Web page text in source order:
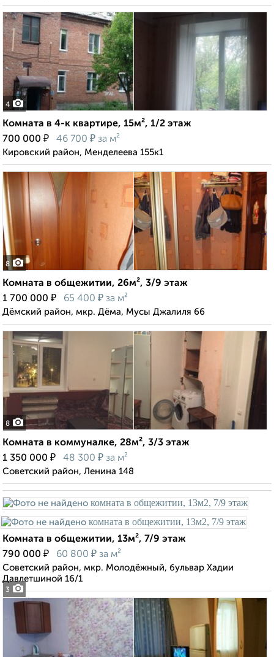
4
Комната в 4-к квартире, 15м², 1/2 этаж
700 000 ₽ 46 700 ₽ за м²
Кировский район, Менделеева 155к1
8
Комната в общежитии, 26м², 3/9 этаж
1 700 000 ₽ 65 400 ₽ за м²
Дёмский район, мкр. Дёма, Мусы Джалиля 66
8
Комната в коммуналке, 28м², 3/3 этаж
1 350 000 ₽ 48 300 ₽ за м²
Советский район, Ленина 148
3
Комната в общежитии, 13м², 7/9 этаж
790 000 ₽ 60 800 ₽ за м²
Советский район, мкр. Молодёжный, бульвар Хадии
Давлетшиной 16/1